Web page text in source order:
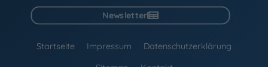
Startseite Impressum
Datenschutzerklärung
Newsletter